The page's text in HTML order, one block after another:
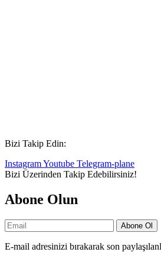
Bizi Takip Edin:
InstagramYoutube Telegram-plane
Bizi Üzerinden Takip Edebilirsiniz!
Abone Olun
Abone Ol
E-mail adresinizi bırakarak son